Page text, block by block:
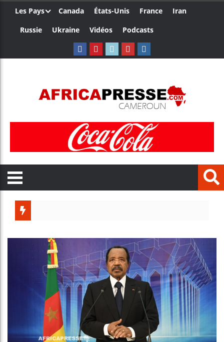
Les Pays Canada États-Unis France
Iran
Russie
Ukraine Vidéos Podcasts
Guinée : Nimba
Réforme
Bénin : Patrice